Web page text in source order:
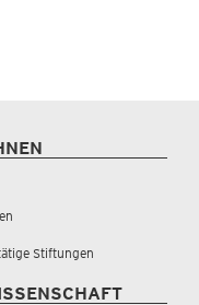
Stiftungen